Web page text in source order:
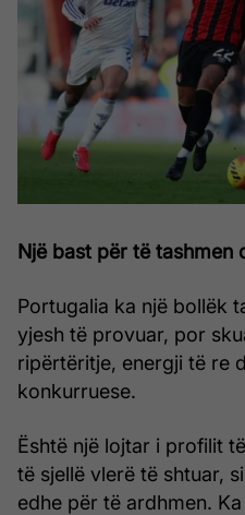
Një bast për të tashmen
Portugalia ka një bollëk
yjesh të provuar, por
ripërtëritje, energji të re
konkurruese.
Është një lojtar i profilit
të sjellë vlerë të shtuar,
edhe për të ardhmen.